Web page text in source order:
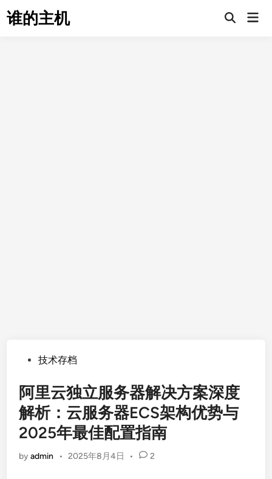
to谁的主机
Open
Posted技术存档
阿里云独立服务器解决方案深度
解析：云服务器ECS架构优势与
2025年最佳配置指南
byadmin • 2025年8月4日 • 2